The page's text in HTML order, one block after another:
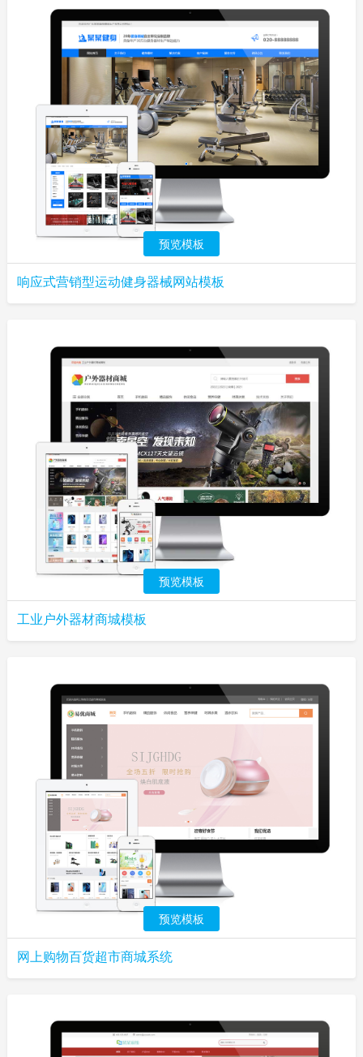
预览模板
响应式营销型运动健身器械网站模板
预览模板
工业户外器材商城模板
预览模板
网上购物百货超市商城系统